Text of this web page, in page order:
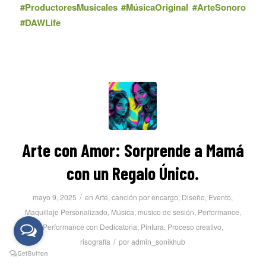
#ProductoresMusicales #MúsicaOriginal #ArteSonoro
#DAWLife
Arte con Amor: Sorprende a Mamá
con un Regalo Único.
mayo 9, 2025 / enArte,canción por encargo, Diseño, Evento,
Maquillaje Personalizado, Música, musico de sesión, Performance,
Performance con Dedicatoria, Pintura, Proceso creativo,
risografía / poradmin_sonikhub